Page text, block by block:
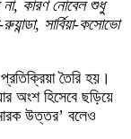
কারণ নোবেল শুধু
সার্বিয়া-কসোভো
তৈরি হয়।
অংশ হিসেবে ছড়িয়ে
উত্তর’ বলেও